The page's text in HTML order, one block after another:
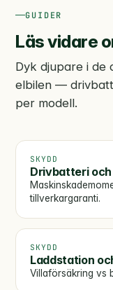
GUIDER
Läs vidare
Dyk djupare i de
elbilen —
per modell.
SKYDD
Drivbatteri
tillverkargaranti.
SKYDD
Laddstation
Villaförsäkring vs